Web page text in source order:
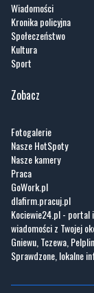
Wiadomości
Kronika policyjna
Społeczeństwo
Kultura
Sport
Zobacz
Fotogalerie
Nasze HotSpoty
Nasze kamery
Praca
GoWork.pl
dlafirm.pracuj.pl
Kociewie24.pl - portal
wiadomości z Twojej
Gniewu, Tczewa,
Sprawdzone, lokalne